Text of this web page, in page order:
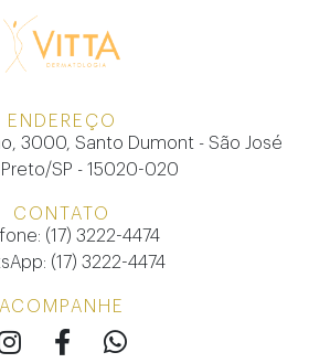
ENDEREÇO
3000, Santo Dumont - São José
Preto/SP - 15020-020
CONTATO
(17) 3222-4474
(17) 3222-4474
ACOMPANHE